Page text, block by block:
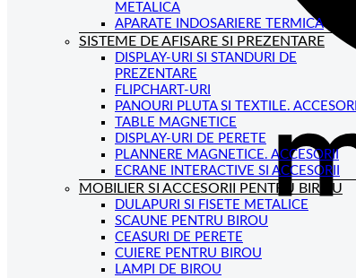
METALICA
APARATE INDOSARIERE TERMICA
SISTEME DE AFISARE SI PREZENTARE
DISPLAY-URI SI STANDURI DE
PREZENTARE
FLIPCHART-URI
PANOURI PLUTA SI TEXTILE. ACCESORII
TABLE MAGNETICE
DISPLAY-URI DE PERETE
PLANNERE MAGNETICE. ACCESORII
ECRANE INTERACTIVE SI ACCESORII
MOBILIER SI ACCESORII PENTRU BIROU
DULAPURI SI FISETE METALICE
SCAUNE PENTRU BIROU
CEASURI DE PERETE
CUIERE PENTRU BIROU
LAMPI DE BIROU